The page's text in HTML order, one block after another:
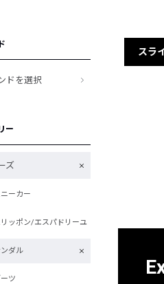
ドを選択
ー
ズ
ーカー
リッポン/エスパドリーユ
ダル
ツ
スラ